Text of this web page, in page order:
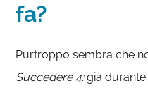
fa?
Purtroppo sembra che
Succedere 4:già